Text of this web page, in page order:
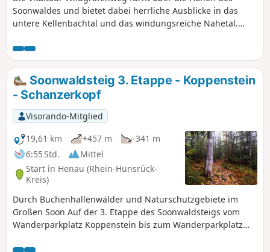
Soonwaldes und bietet dabei herrliche Ausblicke in das
untere Kellenbachtal und das windungsreiche Nahetal.
Schluss der Tour lockt zum krönenden Abschluss direkt
neben der Stiftskirche auf dem Johannisberg die Begehung
des Naheland Skywalks.
Soonwaldsteig 3. Etappe - Koppenstein
- Schanzerkopf
Visorando-Mitglied
19,61 km
+457 m
-341 m
6:55 Std.
Mittel
Start in Henau (Rhein-Hunsrück-
Kreis)
Durch Buchenhallenwälder und Naturschutzgebiete im
Großen Soon Auf der 3. Etappe des Soonwaldsteigs vom
Wanderparkplatz Koppenstein bis zum Wanderparkplatz
Abgeschiedenheit des Großen und Mittleren Soons. Es geht